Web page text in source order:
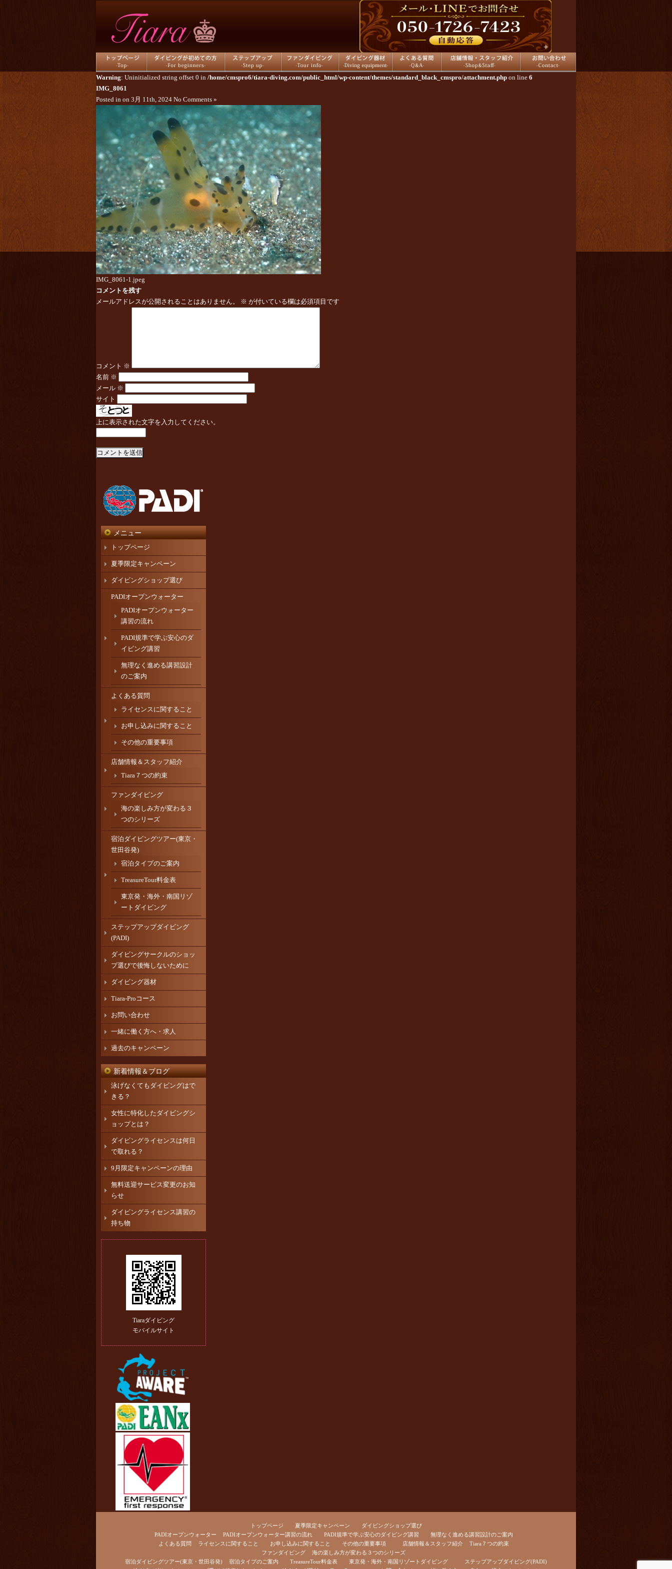
トップページ ダイビングが初めての方 ステップアップ ファンダイビング ダイビング器材 よくある質問 店舗情報 お問い合わせ
Warning: Uninitialized string offset 0 in /home/cmspro6/tiara-diving.com/public_html/wp-content/themes/standard_black_cmspro/attachment.php on line 6
IMG_8061
Posted in on 3月 11th, 2024 No Comments »
IMG_8061-1.jpeg
コメントを残す
メールアドレスが公開されることはありません。
※ が付いている欄は必須項目です
コメント ※
名前 ※
メール ※
サイト
上に表示された文字を入力してください。
メニュー
トップページ
夏季限定キャンペーン
ダイビングショップ選び
PADIオープンウォーター
PADIオープンウォーター
講習の流れ
PADI規準で学ぶ安心のダ
イビング講習
無理なく進める講習設計
のご案内
よくある質問
ライセンスに関すること
お申し込みに関すること
その他の重要事項
店舗情報＆スタッフ紹介
Tiara７つの約束
ファンダイビング
海の楽しみ方が変わる３
つのシリーズ
宿泊ダイビングツアー(東京・
世田谷発)
宿泊タイプのご案内
TreasureTour料金表
東京発・海外・南国リゾ
ートダイビング
ステップアップダイビング
(PADI)
ダイビングサークルのショッ
プ選びで後悔しないために
ダイビング器材
Tiara-Proコース
お問い合わせ
一緒に働く方へ・求人
過去のキャンペーン
新着情報＆ブログ
泳げなくてもダイビングはで
きる？
女性に特化したダイビングシ
ョップとは？
ダイビングライセンスは何日
で取れる？
9月限定キャンペーンの理由
無料送迎サービス変更のお知
らせ
ダイビングライセンス講習の
持ち物
Tiaraダイビング
モバイルサイト
トップページ 夏季限定キャンペーン
ダイビングショップ選び
PADIオープンウォーター
PADIオープンウォーター講習の流れ PADI規準で学ぶ安心のダイビング講習
無理なく進める講習設計のご案内
よくある質問
ライセンスに関すること お申し込みに関すること その他の重要事項 店舗情報＆スタッフ紹介
Tiara７つの約束
ファンダイビング
海の楽しみ方が変わる３つのシリーズ
宿泊ダイビングツアー(東京・世田谷発)
宿泊タイプのご案内 TreasureTour料金表 東京発・海外・南国リゾートダイビング
ステップアップダイビング(PADI)